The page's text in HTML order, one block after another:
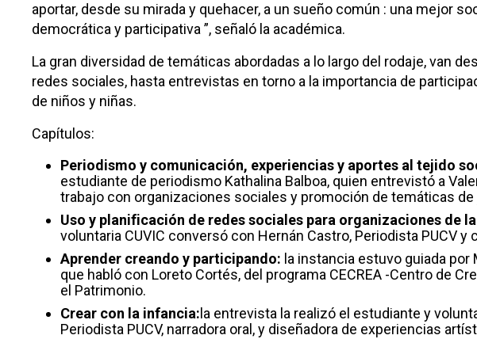
aportar, desde su mirada y quehacer, a un sueño común : una mejor
democrática y participativa ”, señaló la académica.
La gran diversidad de temáticas abordadas a lo largo del rodaje, van
redes sociales, hasta entrevistas en torno a la importancia de
de niños y niñas.
Capítulos:
Periodismo y comunicación, experiencias y aportes al tejido
estudiante de periodismo Kathalina Balboa, quien entrevistó a
trabajo con organizaciones sociales y promoción de temáticas
Uso y planificación de redes sociales para organizaciones de
voluntaria CUVIC conversó con Hernán Castro, Periodista PUCV y
Aprender creando y participando: la instancia estuvo guiada
que habló con Loreto Cortés, del programa CECREA -Centro de
el Patrimonio.
Crear con la infancia: la entrevista la realizó el estudiante y
Periodista PUCV, narradora oral, y diseñadora de experiencias